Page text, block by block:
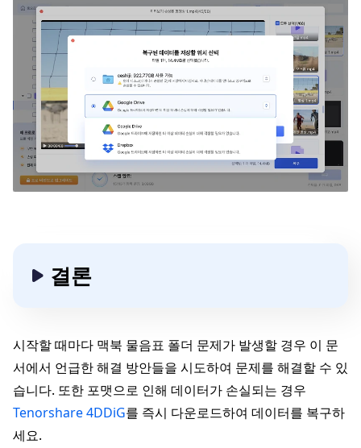
결론
시작할 때마다 맥북 물음표 폴더 문제가 발생할 경우 이 문
서에서 언급한 해결 방안들을 시도하여 문제를 해결할 수 있
습니다. 또한 포맷으로 인해 데이터가 손실되는 경우
Tenorshare 4DDiG를 즉시 다운로드하여 데이터를 복구하
세요.